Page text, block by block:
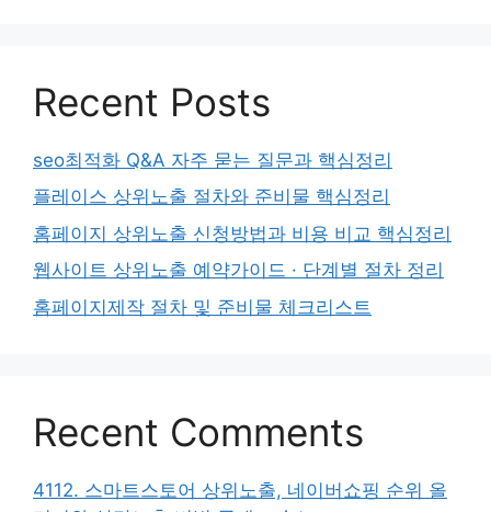
Recent Posts
seo최적화 Q&A 자주 묻는 질문과 핵심정리
플레이스 상위노출 절차와 준비물 핵심정리
홈페이지 상위노출 신청방법과 비용 비교 핵심정리
웹사이트 상위노출 예약가이드 · 단계별 절차 정리
홈페이지제작 절차 및 준비물 체크리스트
Recent Comments
4112. 스마트스토어 상위노출, 네이버쇼핑 순위 올